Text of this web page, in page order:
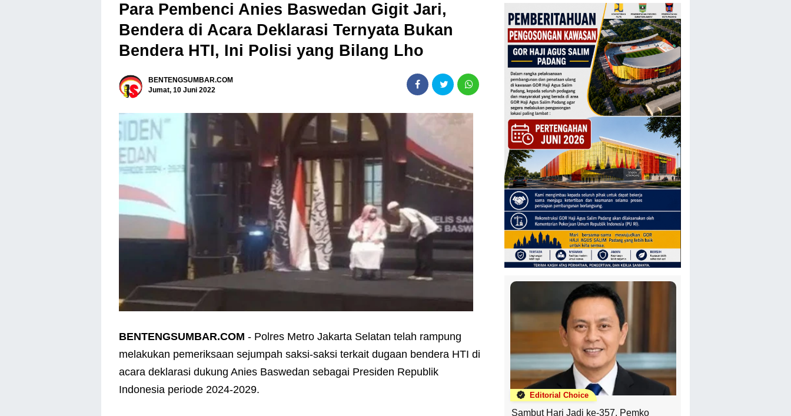
Para Pembenci Anies Baswedan Gigit Jari,
Bendera di Acara Deklarasi Ternyata Bukan
Bendera HTI, Ini Polisi yang Bilang Lho
BENTENGSUMBAR.COM
Jumat, 10 Juni 2022
BENTENGSUMBAR.COM - Polres Metro Jakarta Selatan telah rampung
melakukan pemeriksaan sejumpah saksi-saksi terkait dugaan bendera HTI di
acara deklarasi dukung Anies Baswedan sebagai Presiden Republik
Indonesia periode 2024-2029.
Editorial Choice
Sambut Hari Jadi ke-357, Pemko